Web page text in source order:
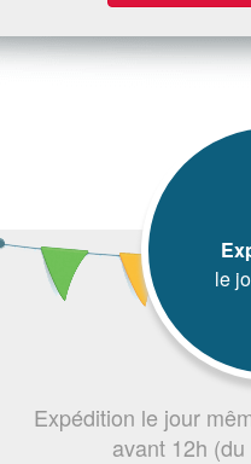
le
Expédition le jour
avant 12h